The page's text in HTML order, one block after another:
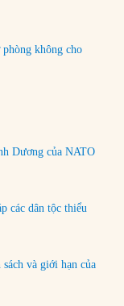
không cho
Dương của NATO
các dân tộc thiểu
và giới hạn của